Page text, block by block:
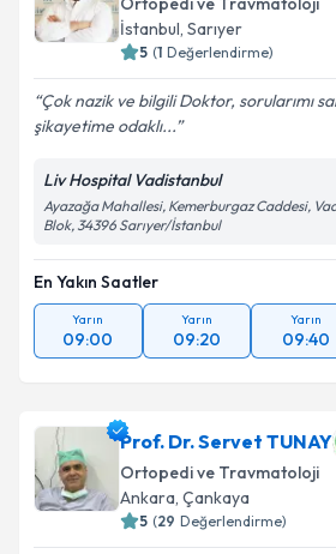
İstanbul, Sarıyer
5 (1 Değerlendirme)
Çok nazik ve bilgili Doktor, sorularımı
şikayetime odaklı...
Liv Hospital Vadistanbul
Ayazağa Mahallesi, Kemerburgaz Caddesi,
Blok, 34396 Sarıyer/İstanbul
En Yakın Saatler
Yarın
09:00
Yarın
09:20
Yarın
09:40
Prof. Dr. Servet TUNAY
Ortopedi ve Travmatoloji
Ankara, Çankaya
5 (29 Değerlendirme)